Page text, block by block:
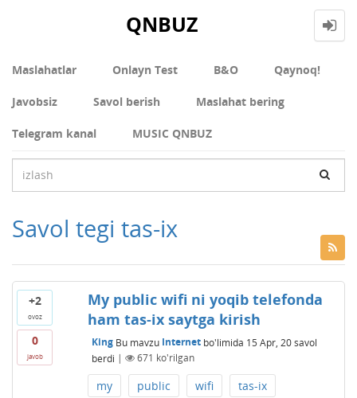
QNBUZ
Maslahatlar Onlayn Test В&О Qaynoq!
Javobsiz Savol berish Maslahat bering
Telegram kanal MUSIC QNBUZ
Savol tegi tas-ix
+2
ovoz
0
javob
My public wifi ni yoqib telefonda
ham tas-ix saytga kirish
King Bu mavzu Internetbo'limida 15 Apr, 20 savol
berdi | 671 ko'rilgan
my public wifi
tas-ix